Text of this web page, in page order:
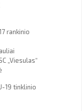
rankinio
„Viesulas“
19 tinklinio